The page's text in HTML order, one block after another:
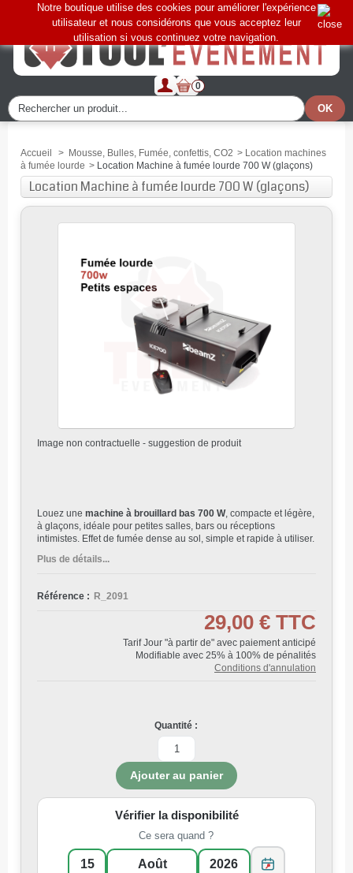
0
Notre boutique utilise des cookies pour améliorer l'expérience
utilisateur et nous considérons que vous acceptez leur
utilisation si vous continuez votre navigation.
Accueil > Mousse, Bulles, Fumée, confettis, CO2 > Location machines
à fumée lourde > Location Machine à fumée lourde 700 W (glaçons)
Location Machine à fumée lourde 700 W (glaçons)
Image non contractuelle - suggestion de produit
Louez une machine à brouillard bas 700 W, compacte et légère,
à glaçons, idéale pour petites salles, bars ou réceptions
intimistes. Effet de fumée dense au sol, simple et rapide à utiliser.
Plus de détails...
Référence : R_2091
29,00 € TTC
Tarif Jour "à partir de" avec paiement anticipé
Modifiable avec 25% à 100% de pénalités
Conditions d'annulation
Quantité :
Vérifier la disponibilité
Ce sera quand ?